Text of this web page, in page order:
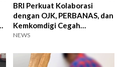
BRI Perkuat Kolaborasi
dengan OJK, PERBANAS, dan
Kemkomdigi Cegah
Kejahatan Keuangan Digital
NEWS